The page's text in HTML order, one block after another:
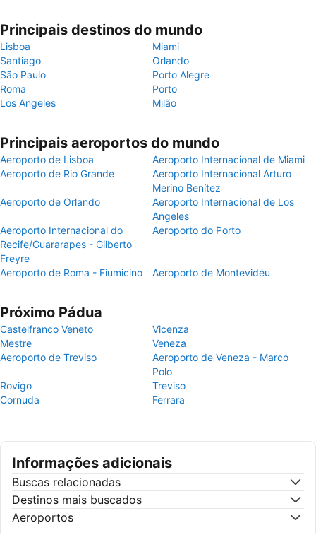
Principais destinos do mundo
Lisboa
Miami
Santiago
Orlando
São Paulo
Porto Alegre
Roma
Porto
Los Angeles
Milão
Principais aeroportos do mundo
Aeroporto de Lisboa
Aeroporto Internacional de Miami
Aeroporto de Rio Grande
Aeroporto Internacional Arturo
Merino Benítez
Aeroporto de Orlando
Aeroporto Internacional de Los
Angeles
Aeroporto Internacional do
Recife/Guararapes - Gilberto
Freyre
Aeroporto do Porto
Aeroporto de Roma - Fiumicino Aeroporto de Montevidéu
Próximo Pádua
Castelfranco Veneto
Vicenza
Mestre
Veneza
Aeroporto de Treviso
Aeroporto de Veneza - Marco
Polo
Rovigo
Treviso
Cornuda
Ferrara
Informações adicionais
Buscas relacionadas
Destinos mais buscados
Aeroportos